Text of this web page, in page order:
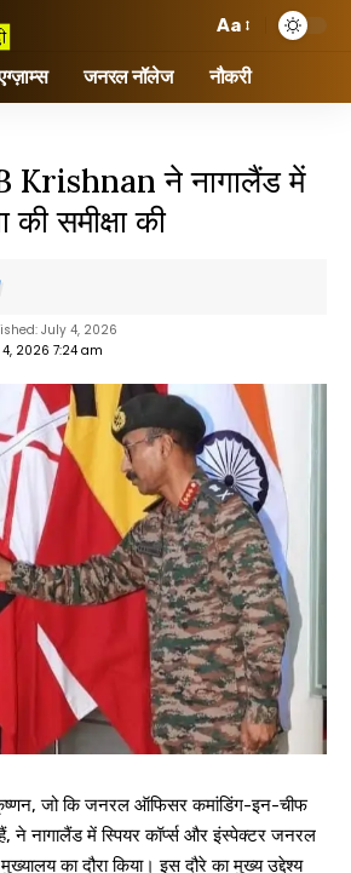
Aa
जनरल नॉलेज नौकरी
Krishnan ने नागालैंड में
समीक्षा की
2026 7:24 am
July 4, 2026
जो कि जनरल ऑफिसर कमांडिंग-इन-चीफ
ने नागालैंड में स्पियर कॉर्प्स और इंस्पेक्टर जनरल
का दौरा किया। इस दौरे का मुख्य उद्देश्य